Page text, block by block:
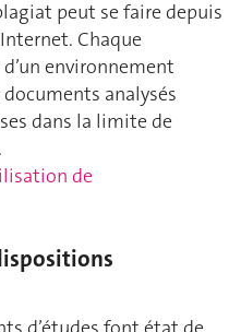
peut se faire depuis
Chaque
environnement
analysés
dans la limite de
de